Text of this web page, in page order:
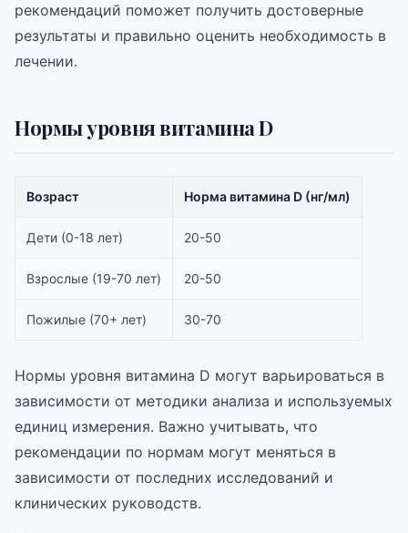
рекомендаций поможет получить достоверные
результаты и правильно оценить необходимость в
лечении.
Нормы уровня витамина D
Возраст Норма витамина D (нг/мл)
Дети (0-18 лет) 20-50
Взрослые (19-70 лет) 20-50
Пожилые (70+ лет) 30-70
Нормы уровня витамина D могут варьироваться в
зависимости от методики анализа и используемых
единиц измерения. Важно учитывать, что
рекомендации по нормам могут меняться в
зависимости от последних исследований и
клинических руководств.